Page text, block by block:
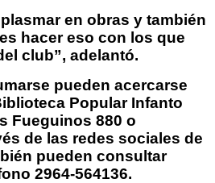
en obras y también
hacer eso con los que
club”, adelantó.
pueden acercarse
Popular Infanto
Fueguinos 880 o
de las redes sociales de
pueden consultar
2964-564136.